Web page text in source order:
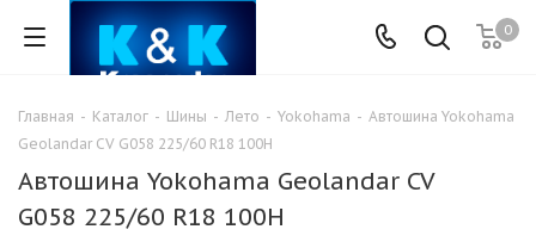
0
Главная - Каталог - Шины - Лето - Yokohama - Автошина Yokohama
Geolandar CV G058 225/60 R18 100H
Автошина Yokohama Geolandar CV
G058 225/60 R18 100H